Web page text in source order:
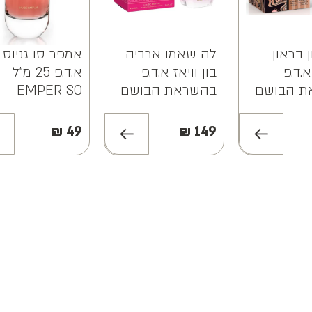
בראון
הבושם
הררה
Milestone
לה שאמו ארביה
בון וויאז א.ד.פ
בהשראת הבושם
ויקטור אנד רולף
Chameau Arabia
149
₪
אמפר סו גניוס
א.ד.פ 25 מ"ל
EMPER SO
GENIUS EDP
25ML
49
₪